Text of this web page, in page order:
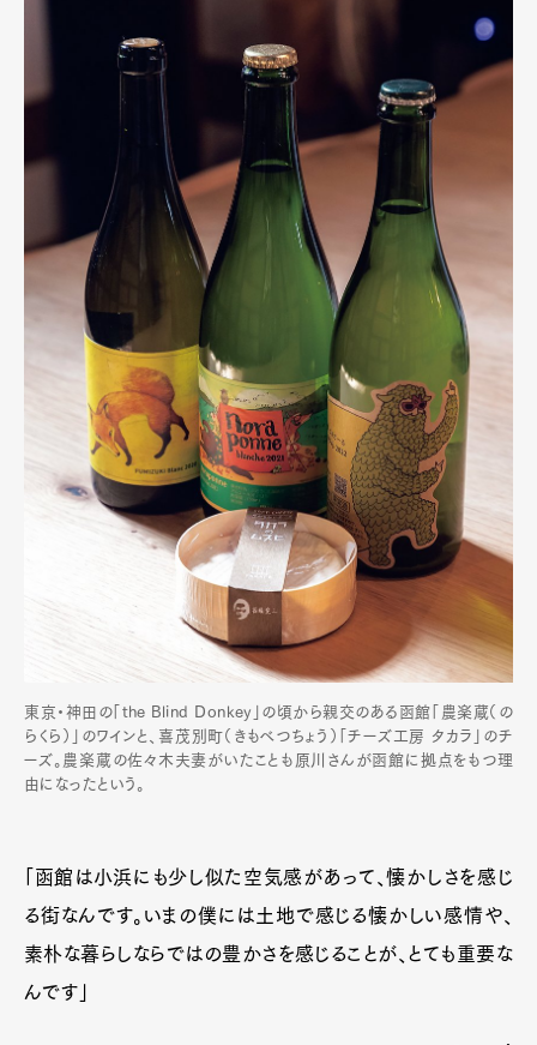
東京・神田の「the Blind Donkey」の頃から親交のある函館「農楽蔵（の
らくら）」のワインと、喜茂別町（きもべつちょう）「チーズ工房 タカラ」のチ
ーズ。農楽蔵の佐々木夫妻がいたことも原川さんが函館に拠点をもつ理
由になったという。
「函館は小浜にも少し似た空気感があって、懐かしさを感じ
る街なんです。いまの僕には土地で感じる懐かしい感情や、
素朴な暮らしならではの豊かさを感じることが、とても重要な
んです」